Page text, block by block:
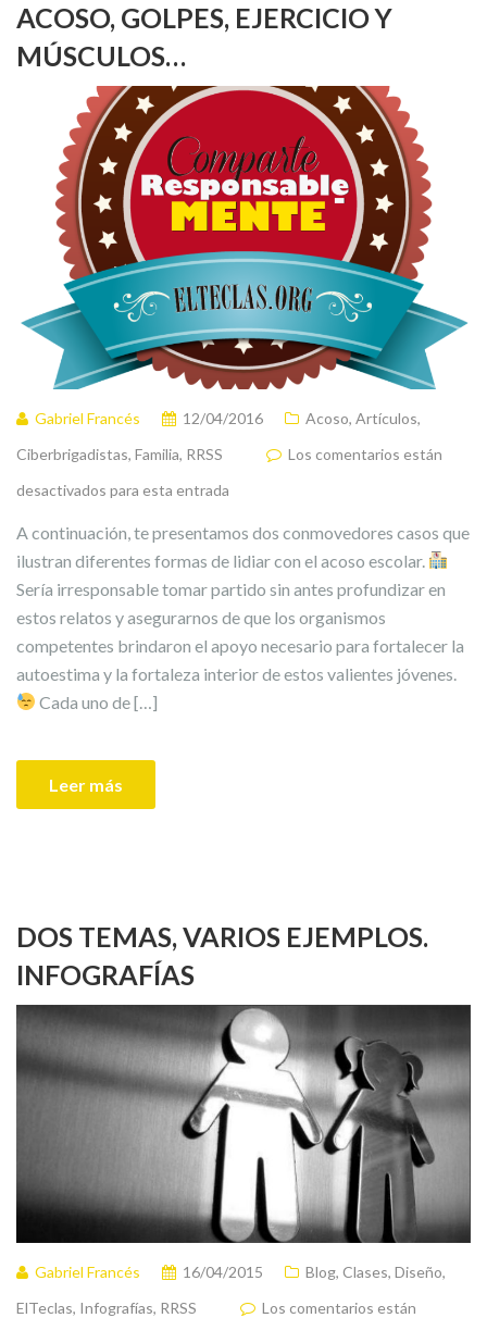
ACOSO, GOLPES, EJERCICIO Y
MÚSCULOS…
Gabriel Francés 12/04/2016 Acoso, Artículos,
Ciberbrigadistas, Familia, RRSS
Los comentarios están
desactivados para esta entrada
A continuación, te presentamos dos conmovedores casos que
ilustran diferentes formas de lidiar con el acoso escolar.
Sería irresponsable tomar partido sin antes profundizar en
estos relatos y asegurarnos de que los organismos
competentes brindaron el apoyo necesario para fortalecer la
autoestima y la fortaleza interior de estos valientes jóvenes.
Cada uno de […]
Leer más
DOS TEMAS, VARIOS EJEMPLOS.
INFOGRAFÍAS
Gabriel Francés 16/04/2015 Blog, Clases, Diseño,
ElTeclas, Infografías, RRSS
Los comentarios están